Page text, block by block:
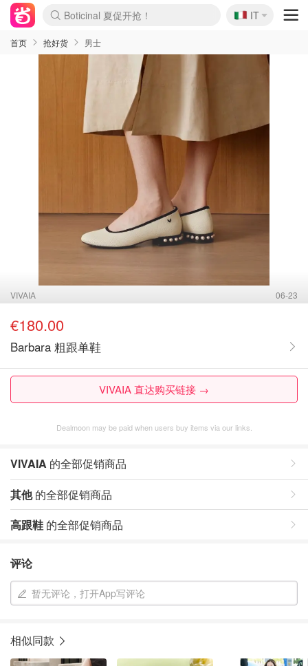
Boticinal 夏促开抢！
4折！lulu周四疯狂上新
速领！Stanley独家85折
Zalando 奥莱闪促！每日更新
🇮🇹
IT
首页 抢好货 男士
VIVAIA 06-23
€180.00
Barbara 粗跟单鞋
VIVAIA 直达购买链接 →
Dealmoon may be paid when users buy items via our links.
VIVAIA 的全部促销商品
其他的全部促销商品
高跟鞋 的全部促销商品
评论
暂无评论，打开App写评论
相似同款